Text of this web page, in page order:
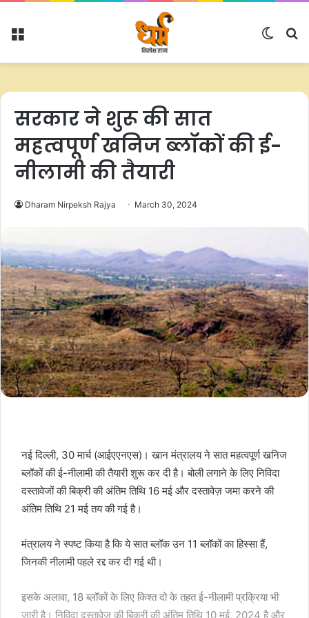
Menu
Switch
सरकार ने शुरू की सात
महत्वपूर्ण खनिज ब्लॉकों की ई-
नीलामी की तैयारी
Dharam Nirpeksh Rajya March 30, 2024
नई दिल्ली, 30 मार्च (आईएएनएस)। खान मंत्रालय ने सात महत्वपूर्ण खनिज
ब्लॉकों की ई-नीलामी की तैयारी शुरू कर दी है। बोली लगाने के लिए निविदा
दस्तावेजों की बिक्री की अंतिम तिथि 16 मई और दस्तावेज़ जमा करने की
अंतिम तिथि 21 मई तय की गई है।
मंत्रालय ने स्पष्ट किया है कि ये सात ब्लॉक उन 11 ब्लॉकों का हिस्सा हैं,
जिनकी नीलामी पहले रद्द कर दी गई थी।
इसके अलावा, 18 ब्लॉकों के लिए किश्त दो के तहत ई-नीलामी प्रक्रिया भी
जारी है। निविदा दस्तावेज़ की बिक्री की अंतिम तिथि 10 मई, 2024 है और